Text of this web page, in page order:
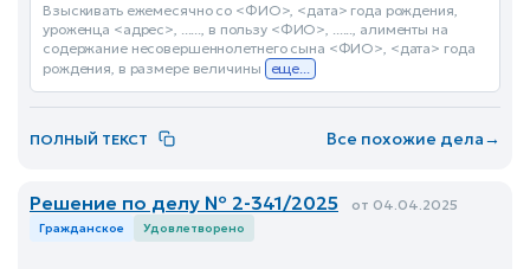
Взыскивать ежемесячно со <ФИО>, <дата> года рождения,
уроженца <адрес>, ......, в пользу <ФИО>, ......, алименты на
содержание несовершеннолетнего сына <ФИО>, <дата> года
рождения, в размере величины
еще...
ПОЛНЫЙ ТЕКСТ Все похожие дела→
Решение по делу № 2-341/2025 от 04.04.2025
Гражданское Удовлетворено